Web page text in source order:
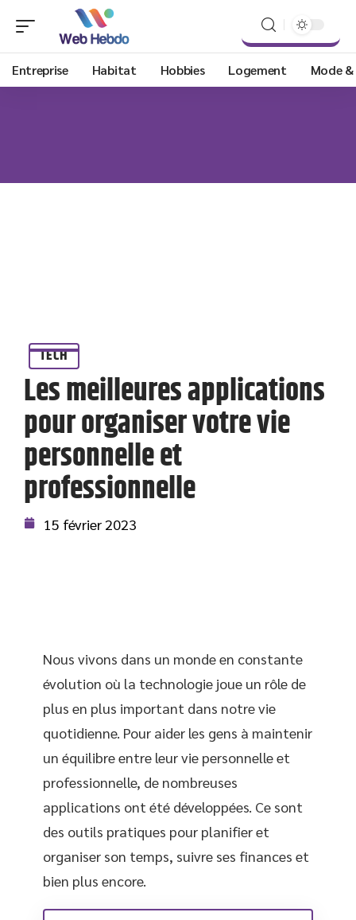
Entreprise Habitat Hobbies Logement Mode
TECH
Les meilleures applications
pour organiser votre vie
personnelle et
professionnelle
15 février 2023
Nous vivons dans un monde en constante
évolution où la technologie joue un rôle de
plus en plus important dans notre vie
quotidienne. Pour aider les gens à maintenir
un équilibre entre leur vie personnelle et
professionnelle, de nombreuses
applications ont été développées. Ce sont
des outils pratiques pour planifier et
organiser son temps, suivre ses finances et
bien plus encore.